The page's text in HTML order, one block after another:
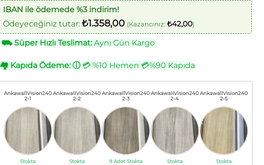
IBAN ile ödemede %3 indirim!
Ödeyeceğiniz tutar: ₺1.358,00 (Kazancınız: ₺42,00)
⛟Süper Hızlı Teslimat:Aynı Gün Kargo
🏘 Kapıda Ödeme: ⓘ💳 %10 Hemen 💳%90 Kapıda
AnkawallVision240
2-1
Stokta
AnkawallVision240
2-2
Stokta
AnkawallVision240
2-3
9 Adet Stokta
AnkawallVision240
2-4
Stokta
AnkawallVision240
2-5
Stokta